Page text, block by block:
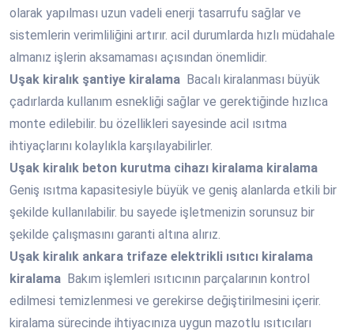
olarak yapılması uzun vadeli enerji tasarrufu sağlar ve
sistemlerin verimliliğini artırır. acil durumlarda hızlı müdahale
almanız işlerin aksamaması açısından önemlidir.
Uşak kiralık şantiye kiralama Bacalı kiralanması büyük
çadırlarda kullanım esnekliği sağlar ve gerektiğinde hızlıca
monte edilebilir. bu özellikleri sayesinde acil ısıtma
ihtiyaçlarını kolaylıkla karşılayabilirler.
Uşak kiralık beton kurutma cihazı kiralama kiralama
Geniş ısıtma kapasitesiyle büyük ve geniş alanlarda etkili bir
şekilde kullanılabilir. bu sayede işletmenizin sorunsuz bir
şekilde çalışmasını garanti altına alırız.
Uşak kiralık ankara trifaze elektrikli ısıtıcı kiralama
kiralama Bakım işlemleri ısıtıcının parçalarının kontrol
edilmesi temizlenmesi ve gerekirse değiştirilmesini içerir.
kiralama sürecinde ihtiyacınıza uygun mazotlu ısıtıcıları